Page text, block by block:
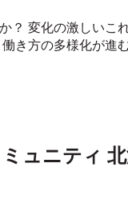
？ 変化の激しい
き方の多様化が進
ュニティ